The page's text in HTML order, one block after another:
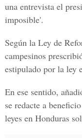
una entrevista el
imposible'.
Según la Ley de
campesinos
estipulado por la ley
En ese sentido,
se redacte a
leyes en Honduras